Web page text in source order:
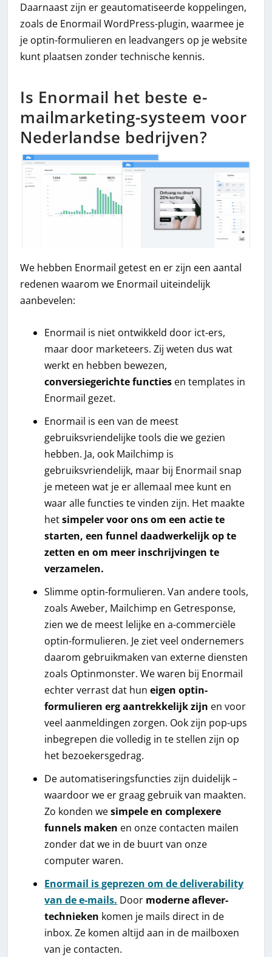
Daarnaast zijn er geautomatiseerde koppelingen,
zoals de Enormail WordPress-plugin, waarmee je
je optin-formulieren en leadvangers op je website
kunt plaatsen zonder technische kennis.
Is Enormail het beste e-
mailmarketing-systeem voor
Nederlandse bedrijven?
We hebben Enormail getest en er zijn een aantal
redenen waarom we Enormail uiteindelijk
aanbevelen:
Enormail is niet ontwikkeld door ict-ers,
maar door marketeers. Zij weten dus wat
werkt en hebben bewezen,
conversiegerichte functies en templates in
Enormail gezet.
Enormail is een van de meest
gebruiksvriendelijke tools die we gezien
hebben. Ja, ook Mailchimp is
gebruiksvriendelijk, maar bij Enormail snap
je meteen wat je er allemaal mee kunt en
waar alle functies te vinden zijn. Het maakte
hetsimpeler voor ons om een actie te
starten, een funnel daadwerkelijk op te
zetten en om meer inschrijvingen te
verzamelen.
Slimme optin-formulieren. Van andere tools,
zoals Aweber, Mailchimp en Getresponse,
zien we de meest lelijke en a-commerciële
optin-formulieren. Je ziet veel ondernemers
daarom gebruikmaken van externe diensten
zoals Optinmonster. We waren bij Enormail
echter verrast dat huneigen optin-
formulieren erg aantrekkelijk zijn en voor
veel aanmeldingen zorgen. Ook zijn pop-ups
inbegrepen die volledig in te stellen zijn op
het bezoekersgedrag.
De automatiseringsfuncties zijn duidelijk –
waardoor we er graag gebruik van maakten.
Zo konden wesimpele en complexere
funnels maken en onze contacten mailen
zonder dat we in de buurt van onze
computer waren.
Enormail is geprezen om de deliverability
van de e-mails. Door moderne aflever-
technieken komen je mails direct in de
inbox. Ze komen altijd aan in de mailboxen
van je contacten.